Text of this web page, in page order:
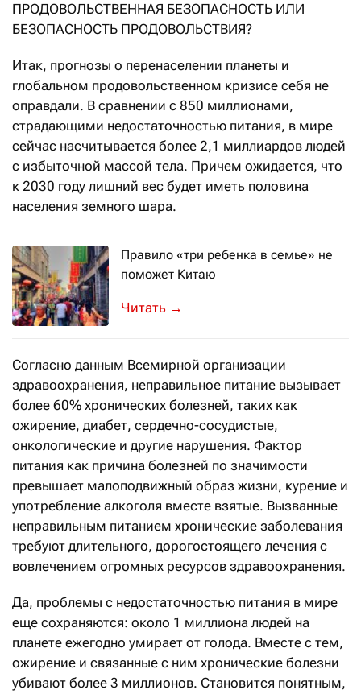
ПРОДОВОЛЬСТВЕННАЯ БЕЗОПАСНОСТЬ ИЛИ
БЕЗОПАСНОСТЬ ПРОДОВОЛЬСТВИЯ?
Итак, прогнозы о перенаселении планеты и
глобальном продовольственном кризисе себя не
оправдали. В сравнении с 850 миллионами,
страдающими недостаточностью питания, в мире
сейчас насчитывается более 2,1 миллиардов людей
с избыточной массой тела. Причем ожидается, что
к 2030 году лишний вес будет иметь половина
населения земного шара.
Правило «три ребенка в семье» не
поможет Китаю
ИРВАЙН – В попытке решить
→
Согласно данным Всемирной организации
здравоохранения, неправильное питание вызывает
более 60% хронических болезней, таких как
ожирение, диабет, сердечно-сосудистые,
онкологические и другие нарушения. Фактор
питания как причина болезней по значимости
превышает малоподвижный образ жизни, курение и
употребление алкоголя вместе взятые. Вызванные
неправильным питанием хронические заболевания
требуют длительного, дорогостоящего лечения с
вовлечением огромных ресурсов здравоохранения.
Да, проблемы с недостаточностью питания в мире
еще сохраняются: около 1 миллиона людей на
планете ежегодно умирает от голода. Вместе с тем,
ожирение и связанные с ним хронические болезни
убивают более 3 миллионов. Становится понятным,